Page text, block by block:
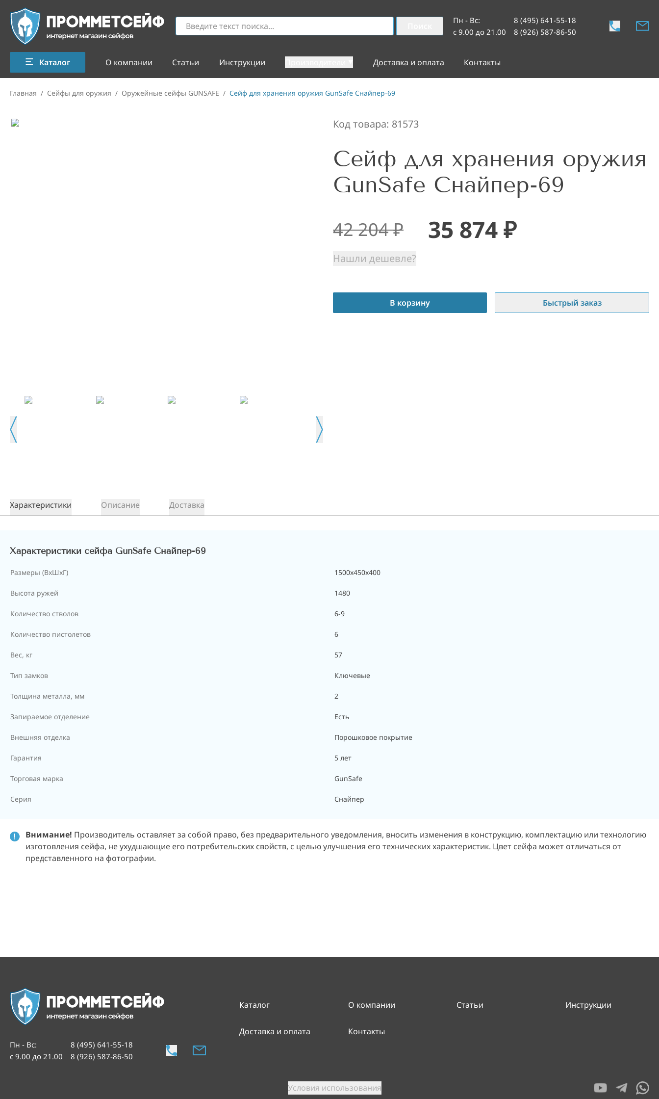
Пн - Вс:
с 9.00 до 21.00
8 (495) 641-55-18
8 (926) 587-86-50
Каталог О компании Статьи Инструкции Доставка и оплата Контакты
Главная / Сейфы для оружия / Оружейные сейфы GUNSAFE / Сейф для хранения оружия GunSafe Снайпер-69
Код товара: 81573
Сейф для хранения оружия
GunSafe Снайпер-69
42 204₽ 35 874₽
Нашли дешевле?
В корзину Быстрый заказ
Характеристики Описание Доставка
Характеристики сейфа GunSafe Снайпер-69
Размеры (ВxШxГ) 1500х450х400
Высота ружей 1480
Количество стволов 6-9
Количество пистолетов 6
Вес, кг 57
Тип замков Ключевые
Толщина металла, мм 2
Запираемое отделение Есть
Внешняя отделка Порошковое покрытие
Гарантия 5 лет
Торговая марка GunSafe
Серия Снайпер
Внимание! Производитель оставляет за собой право, без предварительного уведомления, вносить изменения в конструкцию, комплектацию или технологию
изготовления сейфа, не ухудшающие его потребительских свойств, с целью улучшения его технических характеристик. Цвет сейфа может отличаться от
представленного на фотографии.
Пн - Вс:
с 9.00 до 21.00
8 (495) 641-55-18
8 (926) 587-86-50
Каталог О компании Статьи Инструкции
Доставка и оплата Контакты
Условия использования